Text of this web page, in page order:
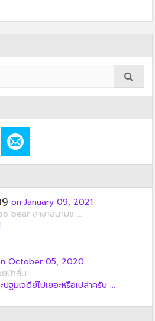
on January 09, 2021
bear สาขาสนามช ...
October 05, 2020
ป่าลั่น ...
ฐมเจดีย์ไปเยอะหรือเปล่าครับ ...